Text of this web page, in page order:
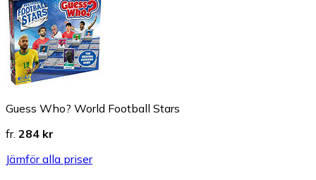
Guess Who? World Football Stars
fr. 284 kr
Jämför alla priser